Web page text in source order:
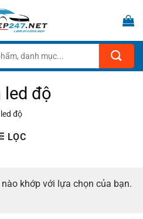
led độ
độ
LỌC
khớp với lựa chọn của bạn.